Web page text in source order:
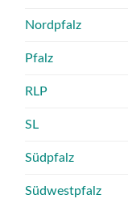
Nordpfalz
Pfalz
RLP
SL
Südpfalz
Südwestpfalz